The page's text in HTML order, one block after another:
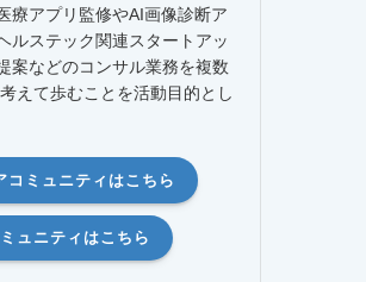
療アプリ監修やAI画像診断ア
ルステック関連スタートアッ
案などのコンサル業務を複数
えて歩むことを活動目的とし
コミュニティはこちら
ュニティはこちら